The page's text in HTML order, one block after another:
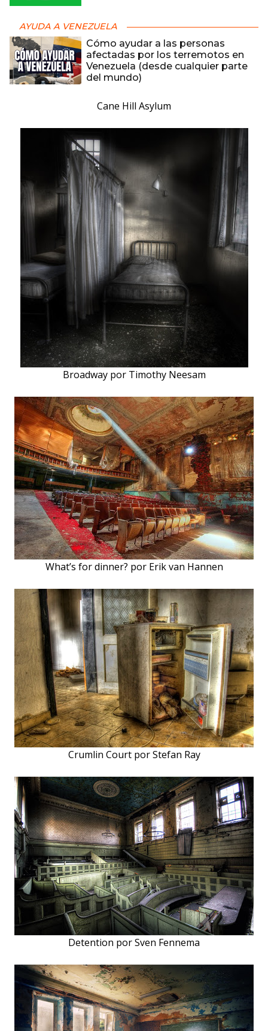
AYUDA A VENEZUELA
Cómo ayudar a las personas
afectadas por los terremotos en
Venezuela (desde cualquier parte
del mundo)
Cane Hill Asylum
Broadway por Timothy Neesam
What’s for dinner? por Erik van Hannen
Crumlin Court por Stefan Ray
Detention por Sven Fennema